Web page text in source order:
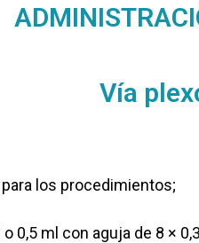
Vía
los procedimientos;
0,5 ml con aguja de 8 ×